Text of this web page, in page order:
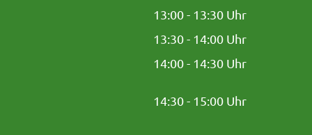
13:00 - 13:30 Uhr
13:30 - 14:00 Uhr
14:00 - 14:30 Uhr
14:30 - 15:00 Uhr